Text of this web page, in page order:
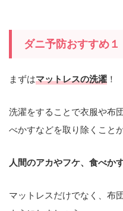
ダニ予防おすすめ
まずはマットレスの洗濯 ！
洗濯をすることで衣服や布
べかすなどを取り除くこと
人間のアカやフケ、食べか
マットレスだけでなく、布